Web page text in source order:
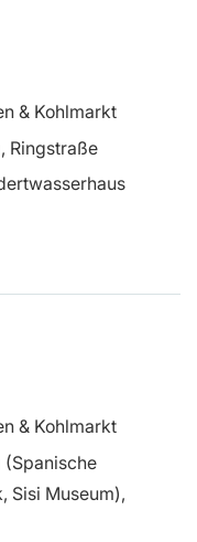
& Kohlmarkt
Ringstraße
& Kohlmarkt
Sisi Museum),